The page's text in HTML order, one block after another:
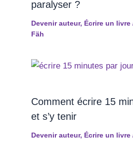
paralyser ?
Devenir auteur, Écrire un livre
Fäh
Comment écrire 15
et s’y tenir
Devenir auteur, Écrire un livre